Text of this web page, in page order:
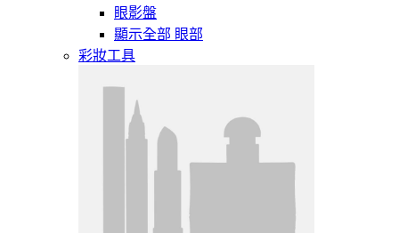
眼影盤
顯示全部 眼部
彩妝工具